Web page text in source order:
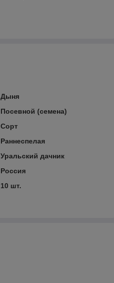
Дыня
Посевной (семена)
Сорт
Раннеспелая
Уральский дачник
Россия
10 шт.